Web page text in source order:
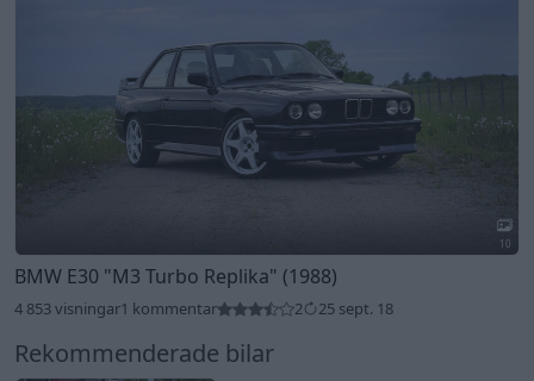
10
BMW E30 "M3 Turbo Replika" (1988)
4 853 visningar1 kommentar 2 25 sept. 18
Rekommenderade bilar